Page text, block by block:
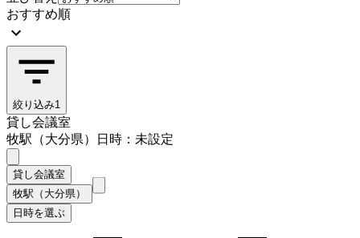
おすすめ順
絞り込み1
貸し会議室
牧駅（大分県）
日時：未設定
貸し会議室
牧駅（大分県）
日時を選ぶ